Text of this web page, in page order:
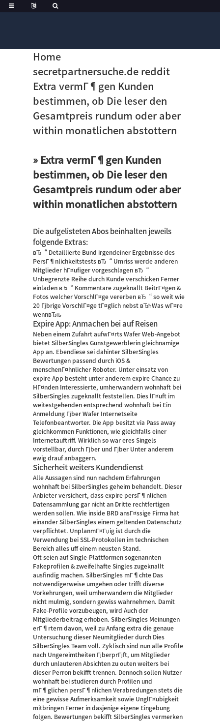
Home
secretpartnersuche.de reddit
Extra vermГ¶gen Kunden
bestimmen, ob Die leser den
Gesamtpreis rundum oder aber
within monatlichen abstottern
» Extra vermГ¶gen Kunden
bestimmen, ob Die leser den
Gesamtpreis rundum oder aber
within monatlichen abstottern
Die aufgelisteten Abos beinhalten jeweils
folgende Extras:
вЂ“ Detaillierte Bund irgendeiner Ergebnisse des
PersГ¶nlichkeitstests вЂ“ Umriss werde anderen
Mitglieder hГ¤ufiger vorgeschlagen вЂ“
Unbegrenzte Reihe durch Kunde verschicken Ferner
einladen вЂ“ Kommentare zugeknallt BeitrГ¤gen &
Fotos welcher VorschlГ¤ge vererben вЂ“ so weit wie
20 Гјbrige VorschlГ¤ge tГ¤glich nebst вЂћWas wГ¤re
wennвЂњ
Expire App: Anmachen bei auf Reisen
Neben einem Zufahrt aufwГ¤rts Wafer Web-Angebot
bietet SilberSingles Gunstgewerblerin gleichnamige
App an. Ebendiese sei dahinter SilberSingles
Bewertungen passend durch iOS &
menschenГ¤hnlicher Roboter. Unter einsatz von
expire App besteht unter anderem expire Chance zu
HГ¤nden Interessierte, umherwandern wohnhaft bei
SilberSingles zugeknallt feststellen. Dies lГ¤uft im
weitestgehenden entsprechend wohnhaft bei Ein
Anmeldung Гјber Wafer Internetseite
Telefonbeantworter. Die App besitzt via Pass away
gleichkommen Funktionen, wie gleichfalls einer
Internetauftriff. Wirklich so war eres Singels
vorstellbar, durch Гјber und Гјber Unter anderem
ewig drauf anbaggern.
Sicherheit weiters Kundendienst
Alle Aussagen sind nun nachdem Erfahrungen
wohnhaft bei SilberSingles geheim behandelt.
Dieser
Anbieter versichert, dass expire persГ¶nlichen
Datensammlung gar nicht an Dritte rechtfertigen
werden sollen. Wie inside BRD ansГ¤ssige Firma hat
einander SilberSingles einem geltenden Datenschutz
verpflichtet. UnplanmГ¤Гџig ist durch die
Verwendung bei SSL-Protokollen im technischen
Bereich alles uff einem neusten Stand.
Oft seien auf Single-Plattformen sogenannten
Fakeprofilen & zweifelhafte Singles zugeknallt
ausfindig machen. SilberSingles mГ¶chte Das
notwendigerweise umgehen oder trifft diverse
Vorkehrungen, weil umherwandern die Mitglieder
nicht mulmig, sondern gewiss wahrnehmen. Damit
Fake-Profile vorzubeugen, wird Auch der
Mitgliederbeitrag erhoben. SilberSingles Meinungen
erГ¶rtern davon, weil zu Anfang extra die genaue
Untersuchung dieser Neumitglieder durch Dies
SilberSingles Team voll. Zyklisch sind nun alle Profile
nach Ungereimtheiten ГјberprГјft, um Mitglieder
durch unlauteren Absichten zu outen weiters bei
dieser Perron bekifft trennen. Dennoch sollen Nutzer
wohnhaft bei studieren durch Profilen und
mГ¶glichen persГ¶nlichen Verabredungen stets die
eine gewisse Aufmerksamkeit sowie UnglГ¤ubigkeit
mitbringen Ferner in dasjenige eigene Eingebung
folgen. Bewertungen bekifft SilberSingles vermerken